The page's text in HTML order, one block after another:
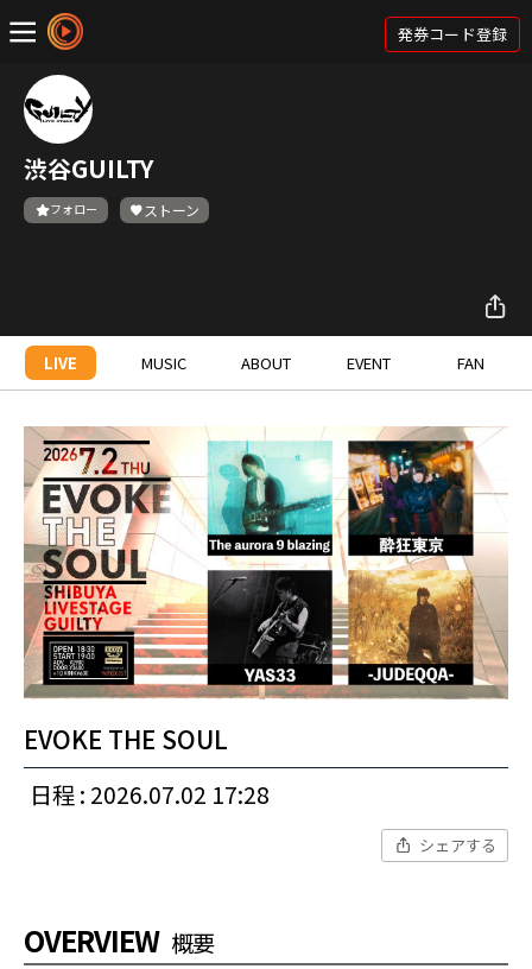
発券コード登録
渋谷GUILTY
フォロー ストーン
LIVE MUSIC ABOUT EVENT FAN
EVOKE THE SOUL
日程 : 2026.07.02 17:28
シェアする
OVERVIEW 概要